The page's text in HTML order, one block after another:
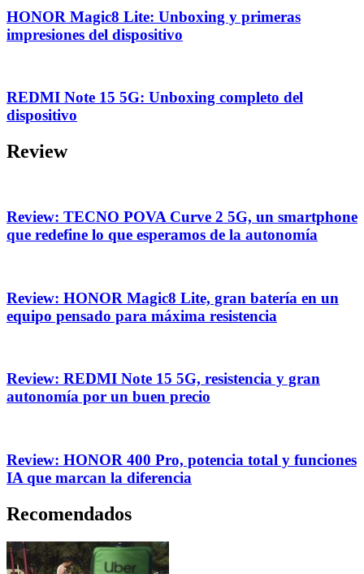
HONOR Magic8 Lite: Unboxing y primeras
impresiones del dispositivo
REDMI Note 15 5G: Unboxing completo del
dispositivo
Review
Review: TECNO POVA Curve 2 5G, un smartphone
que redefine lo que esperamos de la autonomía
Review: HONOR Magic8 Lite, gran batería en un
equipo pensado para máxima resistencia
Review: REDMI Note 15 5G, resistencia y gran
autonomía por un buen precio
Review: HONOR 400 Pro, potencia total y funciones
IA que marcan la diferencia
Recomendados